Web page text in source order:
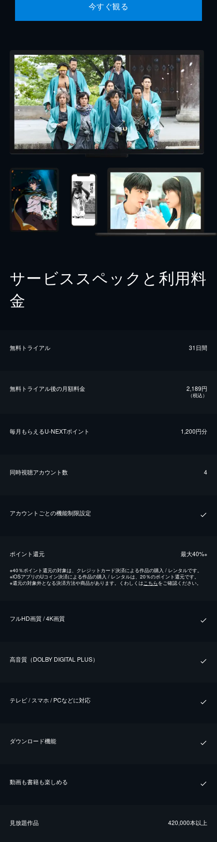
今すぐ観る
サービススペックと利用料
金
無料トライアル 31日間
無料トライアル後の⽉額料金 2,189円
（税込）
毎⽉もらえるU-NEXTポイント 1,200円分
同時視聴アカウント数 4
アカウントごとの機能制限設定
ポイント還元 最⼤40%※
※40％ポイント還元の対象は、クレジットカード決済による作品の購入 / レンタルです。
※iOSアプリのUコイン決済による作品の購入 / レンタルは、20％のポイント還元です。
※還元の対象外となる決済方法や商品があります。くわしくはこちらをご確認ください。
フルHD画質 / 4K画質
⾼⾳質（DOLBY DIGITAL PLUS）
テレビ / スマホ / PCなどに対応
ダウンロード機能
動画も書籍も楽しめる
⾒放題作品 420,000本以上